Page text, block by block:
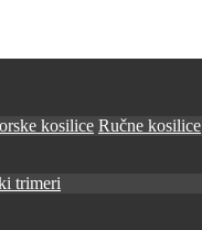
kosilice Ručne kosilice
trimeri